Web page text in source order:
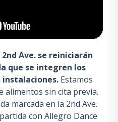
2nd Ave. se reiniciarán
que se integren los
instalaciones. Estamos
alimentos sin cita previa.
marcada en la 2nd Ave.
con Allegro Dance